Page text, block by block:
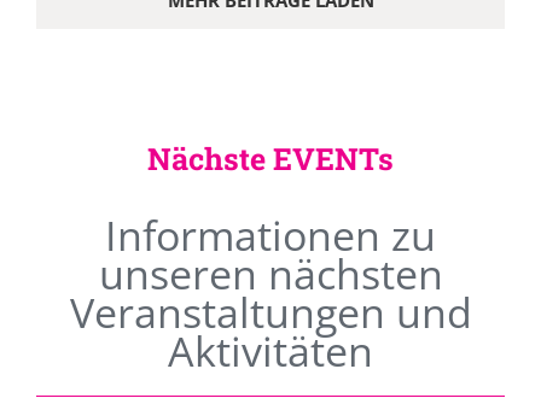
Nächste EVENTs
Informationen zu
unseren nächsten
Veranstaltungen und
Aktivitäten